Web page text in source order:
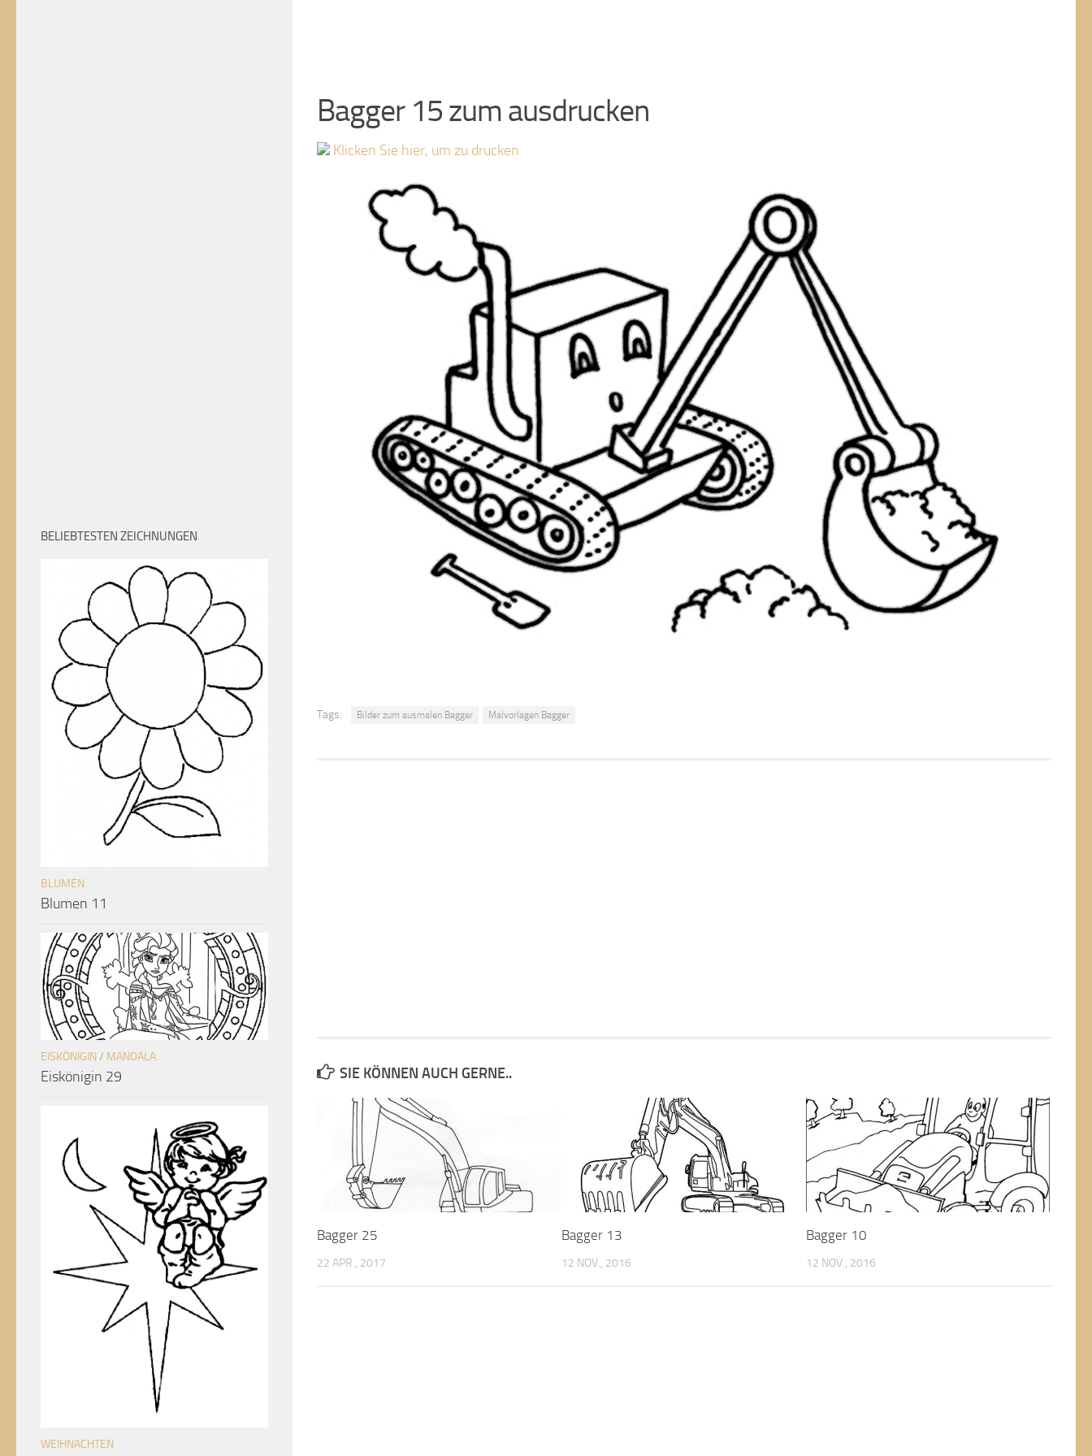
Bagger 15 zum ausdrucken
Klicken Sie hier, um zu drucken
Tags: Bilder zum ausmalen Bagger Malvorlagen Bagger
SIE KÖNNEN AUCH GERNE..
Bagger 25
22 APR., 2017
Bagger 13
12 NOV., 2016
Bagger 10
12 NOV., 2016
BELIEBTESTEN ZEICHNUNGEN
BLUMEN
Blumen 11
EISKÖNIGIN/ MANDALA
Eiskönigin 29
WEIHNACHTEN